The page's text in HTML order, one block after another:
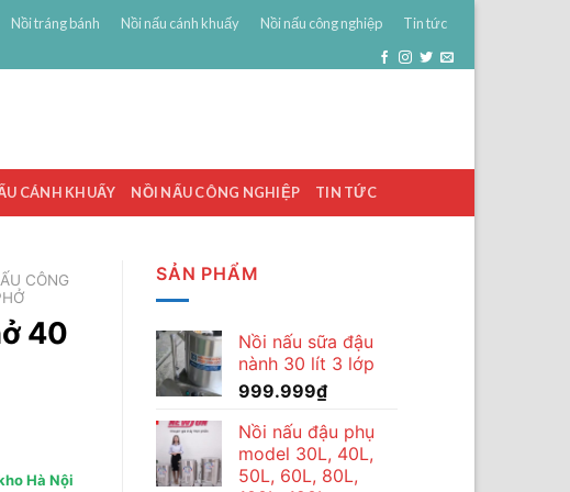
Nồi tráng bánh Nồi nấu cánh khuấy Nồi nấu công nghiệp Tin tức
CÁNH KHUẤY NỒI NẤU CÔNG NGHIỆP TIN TỨC
CÔNG
40
Hà Nội
SẢN PHẨM
Nồi nấu sữa đậu
nành 30 lít 3 lớp
999.999₫
Nồi nấu đậu phụ
model 30L, 40L,
50L, 60L, 80L,